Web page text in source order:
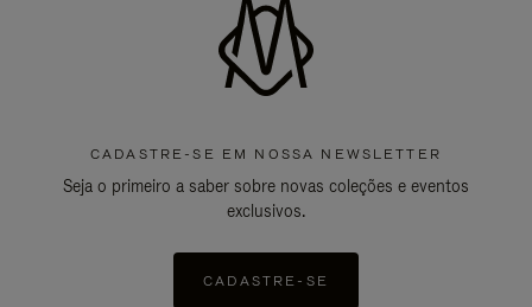
CADASTRE-SE EM NOSSA NEWSLETTER
Seja o primeiro a saber sobre novas coleções e eventos
exclusivos.
CADASTRE-SE